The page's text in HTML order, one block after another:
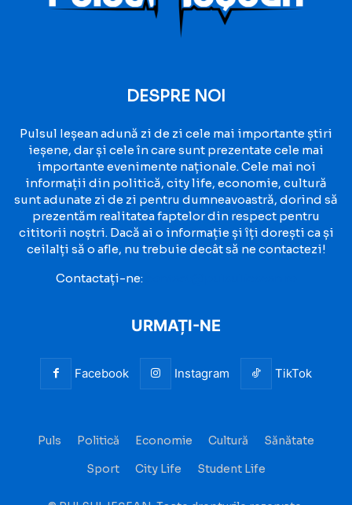
DESPRE NOI
Pulsul Ieșean adună zi de zi cele mai importante știri
ieșene, dar și cele în care sunt prezentate cele mai
importante evenimente naționale. Cele mai noi
informații din politică, city life, economie, cultură
sunt adunate zi de zi pentru dumneavoastră, dorind să
prezentăm realitatea faptelor din respect pentru
cititorii noștri. Dacă ai o informație și îți dorești ca și
ceilalți să o afle, nu trebuie decât să ne contactezi!
Contactați-ne:
URMAȚI-NE
Facebook Instagram TikTok
Puls Politică Economie Cultură
Sănătate
Sport
City Life Student Life